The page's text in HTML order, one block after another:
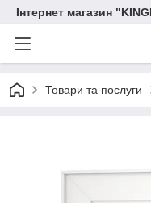
Інтернет магазин
Товари та послуги